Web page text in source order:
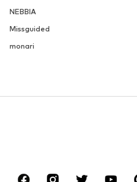
NEBBIA
Missguided
monari